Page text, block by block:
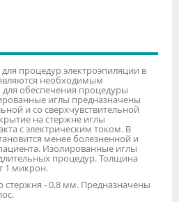
процедур электроэпиляции в
необходимым
обеспечения процедуры
иглы предназначены
и со сверхчувствительной
на стержне иглы
с электрическим током. В
менее болезненной и
Изолированные иглы
процедур. Толщина
1 микрон.
стержня - 0.8 мм. Предназначены